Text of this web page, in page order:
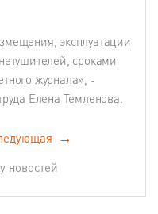
эксплуатации
сроками
журнала», -
Елена Темленова.
→
новостей